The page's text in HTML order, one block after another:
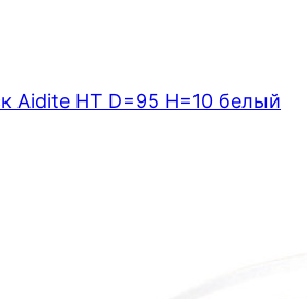
Aidite HT D=95 H=10 белый